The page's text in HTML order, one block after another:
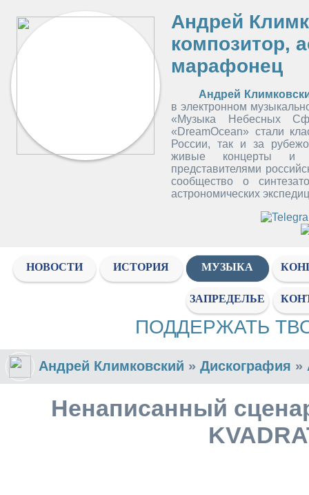
Андрей
композитор,
марафонец
Андрей
в электронном
«Музыка Небесных
«DreamOcean» стали
России, так и за
живые концерты и
представителями
сообщество о
астрономических
НОВОСТИ ИСТОРИЯ МУЗЫКА
ЗАПРЕДЕЛЬЕ
ПОДДЕРЖАТЬ
Андрей Климковский » Дискография »
Ненаписанный